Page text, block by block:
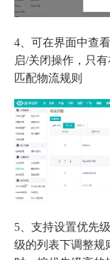
4、可在界面中查
启/关闭操作，只
匹配物流规则
5、支持设置优先
级的列表下调整规